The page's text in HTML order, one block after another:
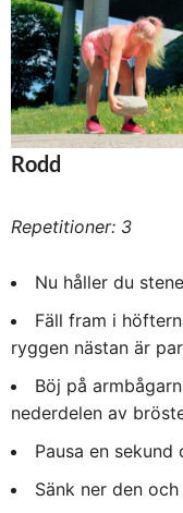
Rodd
Repetitioner: 3
Nu håller du
Fäll fram i
ryggen nästan är
Böj på
nederdelen av
Pausa en
Sänk ner den